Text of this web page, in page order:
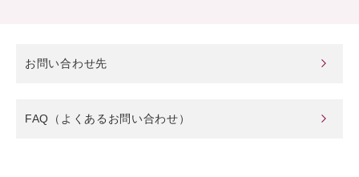
お問い合わせ先
FAQ（よくあるお問い合わせ）